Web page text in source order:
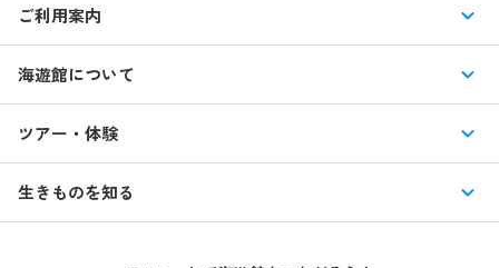
ご利用案内
入館料・その他チケット
交通アクセス・駐車場
館内情報
海遊館について
特別企画展
はじめての海遊館
ツアー・体験
海遊館ガイドツアー
生きものを知る